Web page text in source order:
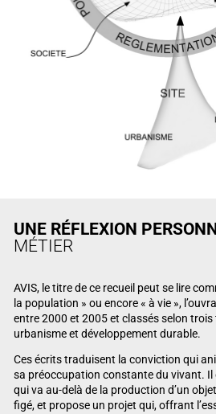
UNE RÉFLEXION
MÉTIER
AVIS, le titre de ce recueil peut se lire
la population » ou encore « à vie »,
entre 2000 et 2005 et classés selon
urbanisme et développement durable.
Ces écrits traduisent la conviction qui
sa préoccupation constante du vivant. Il
qui va au-delà de la production d’un
figé, et propose un projet qui, offrant